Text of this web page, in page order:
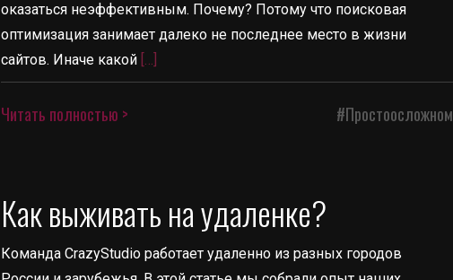
оказаться неэффективным. Почему? Потому что поисковая
оптимизация занимает далеко не последнее место в жизни
сайтов. Иначе какой […]
Читать полностью > #Простоосложном
Как выживать на удаленке?
Команда СrazyStudio работает удаленно из разных городов